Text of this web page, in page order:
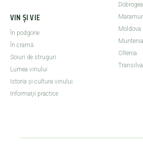
VIN ȘI VIE
În podgorie
În cramă
Soiuri de struguri
Lumea vinului
Istoria şi cultura vinului
Informaţii practice
Dobrogea
Moldova
Muntenia
Oltenia